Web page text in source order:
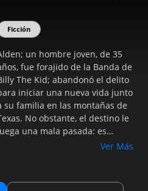
Ficción
un hombre joven, de 35
fue forajido de la Banda de
The Kid; abandonó el delito
iniciar una nueva vida junto
su familia en las montañas de
No obstante, el destino le
una mala pasada: es
visitado por una banda familiar
Luto y dolor al
Ver Más